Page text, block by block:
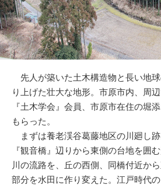
先人が築いた土木構造物と長い地
り上げた壮大な地形。市原市内、周
『土木学会』会員、市原市在住の堀
もらった。
まずは養老渓谷葛藤地区の川廻し
『観音橋』辺りから東側の台地を囲
川の流路を、丘の西側、同橋付近か
部分を水田に作り変えた。江戸時代